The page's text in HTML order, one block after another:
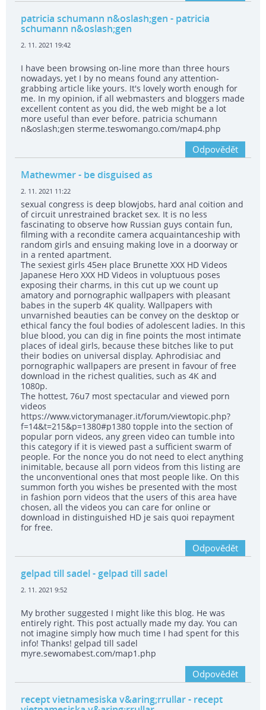
patricia schumann n&oslash;gen - patricia
schumann n&oslash;gen
2. 11. 2021 19:42
I have been browsing on-line more than three hours
nowadays, yet I by no means found any attention-
grabbing article like yours. It's lovely worth enough for
me. In my opinion, if all webmasters and bloggers made
excellent content as you did, the web might be a lot
more useful than ever before. patricia schumann
n&oslash;gen sterme.teswomango.com/map4.php
Odpovědět
Mathewmer- be disguised as
2. 11. 2021 11:22
sexual congress is deep blowjobs, hard anal coition and
of circuit unrestrained bracket sex. It is no less
fascinating to observe how Russian guys contain fun,
filming with a recondite camera acquaintanceship with
random girls and ensuing making love in a doorway or
in a rented apartment.
The sexiest girls 45ен place Brunette XXX HD Videos
Japanese Hero XXX HD Videos in voluptuous poses
exposing their charms, in this cut up we count up
amatory and pornographic wallpapers with pleasant
babes in the superb 4K quality. Wallpapers with
unvarnished beauties can be convey on the desktop or
ethical fancy the foul bodies of adolescent ladies. In this
blue blood, you can dig in fine points the most intimate
places of ideal girls, because these bitches like to put
their bodies on universal display. Aphrodisiac and
pornographic wallpapers are present in favour of free
download in the richest qualities, such as 4K and
1080p.
The hottest, 76u7 most spectacular and viewed porn
videos
https://www.victorymanager.it/forum/viewtopic.php?
f=14&t=215&p=1380#p1380 topple into the section of
popular porn videos, any green video can tumble into
this category if it is viewed past a sufficient swarm of
people. For the nonce you do not need to elect anything
inimitable, because all porn videos from this listing are
the unconventional ones that most people like. On this
summon forth you wishes be presented with the most
in fashion porn videos that the users of this area have
chosen, all the videos you can care for online or
download in distinguished HD je sais quoi repayment
for free.
Odpovědět
gelpad till sadel- gelpad till sadel
2. 11. 2021 9:52
My brother suggested I might like this blog. He was
entirely right. This post actually made my day. You can
not imagine simply how much time I had spent for this
info! Thanks! gelpad till sadel
myre.sewomabest.com/map1.php
Odpovědět
recept vietnamesiska v&aring;rrullar- recept